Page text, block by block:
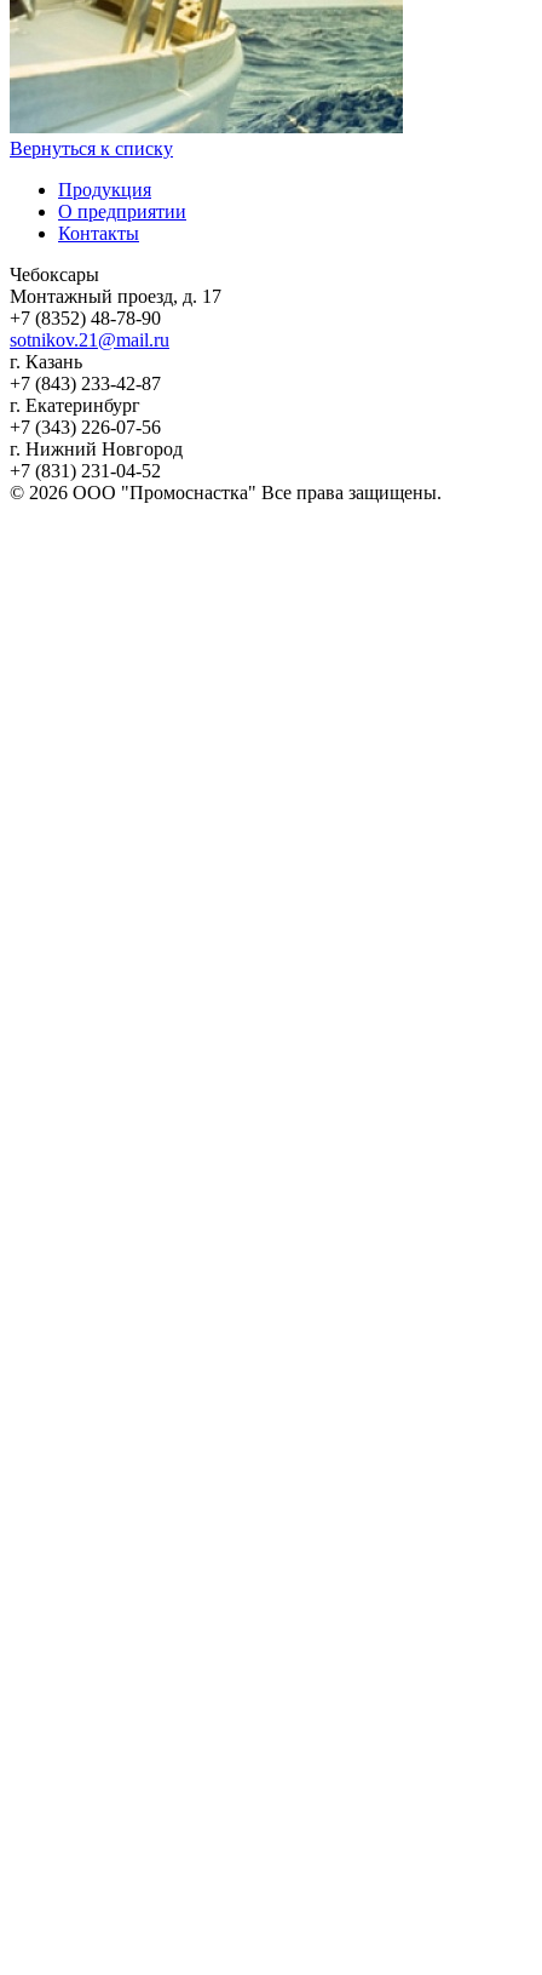
Вернуться к списку
Продукция
О предприятии
Контакты
Чебоксары
Монтажный проезд, д. 17
+7 (8352) 48-78-90
sotnikov.21@mail.ru
г. Казань
+7 (843) 233-42-87
г. Екатеринбург
+7 (343) 226-07-56
г. Нижний Новгород
+7 (831) 231-04-52
© 2026 ООО "Промоснастка" Все права защищены.